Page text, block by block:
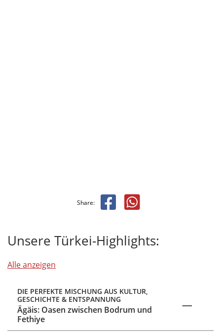
Share:
Unsere Türkei-Highlights:
Alle anzeigen
DIE PERFEKTE MISCHUNG AUS KULTUR,
GESCHICHTE & ENTSPANNUNG
Ägäis: Oasen zwischen Bodrum und
Fethiye